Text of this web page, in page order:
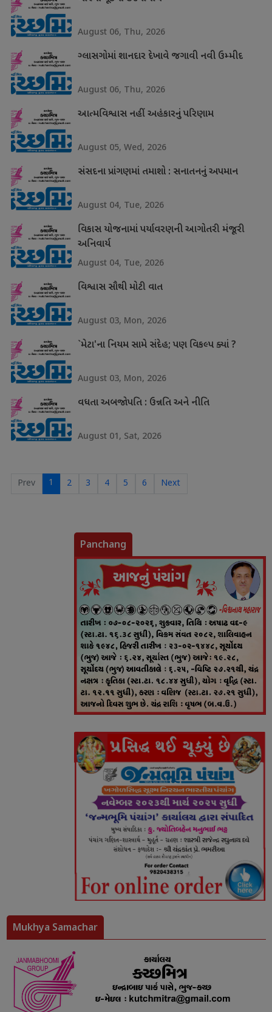
August 06, Thu, 2026
ગ્લાસગોમાં શાનદાર દેખાવે જગાવી નવી ઉમ્મીદ
August 06, Thu, 2026
આત્મવિશ્વાસ નહીં અહંકારનું પરિણામ
August 05, Wed, 2026
સંસદના પ્રાંગણમાં તમાશો : સનાતનનું અપમાન
August 04, Tue, 2026
વિકાસ યોજનામાં પર્યાવરણની આગોતરી મંજૂરી
અનિવાર્ય
August 04, Tue, 2026
વિશ્વાસ સૌથી મોટી વાત
August 03, Mon, 2026
`મેટા'ના નિયમ સામે સંદેહ; પણ વિકલ્પ ક્યાં ?
August 03, Mon, 2026
વધતા અબજોપતિ : ઉન્નતિ અને નીતિ
August 01, Sat, 2026
Prev 1 2 3 4 5 6 Next
Panchang
Mukhya Samachar